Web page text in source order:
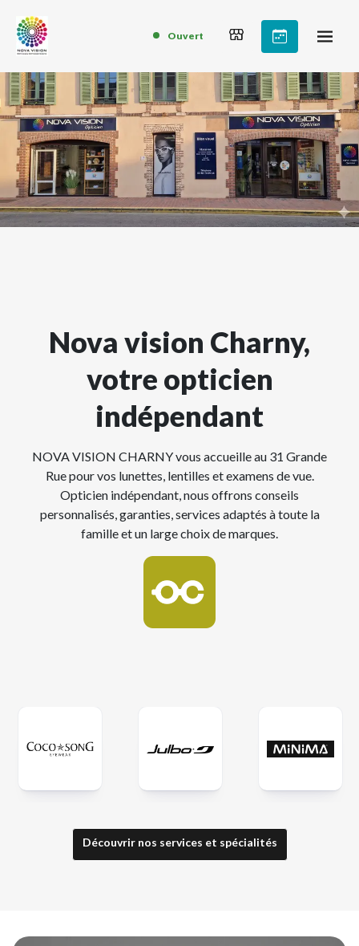
Ouvert
Nova vision Charny,
votre opticien
indépendant
NOVA VISION CHARNY vous accueille au 31 Grande
Rue pour vos lunettes, lentilles et examens de vue.
Opticien indépendant, nous offrons conseils
personnalisés, garanties, services adaptés à toute la
famille et un large choix de marques.
Découvrir nos services et spécialités